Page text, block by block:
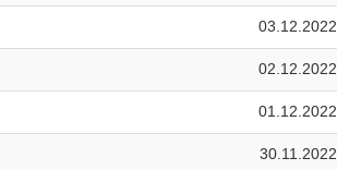
03.12.2022
02.12.2022
01.12.2022
30.11.2022